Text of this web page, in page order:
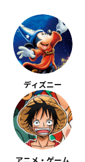
ディズニー